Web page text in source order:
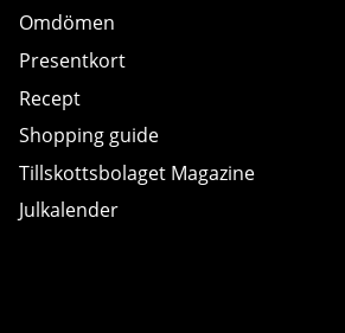
Omdömen
Presentkort
Recept
Shopping guide
Tillskottsbolaget Magazine
Julkalender